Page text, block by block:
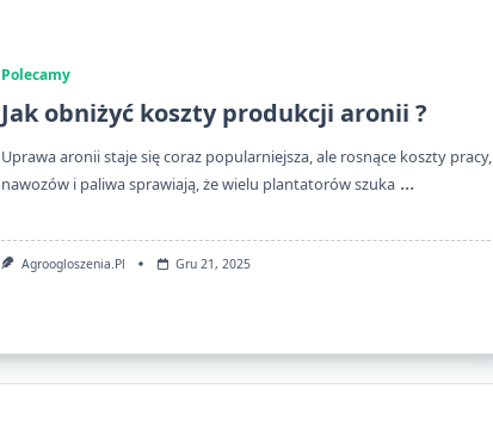
Polecamy
Jak obniżyć koszty produkcji aronii ?
Uprawa aronii staje się coraz popularniejsza, ale rosnące koszty pracy,
nawozów i paliwa sprawiają, że wielu plantatorów szuka ...
Agroogloszenia.pl Gru 21, 2025